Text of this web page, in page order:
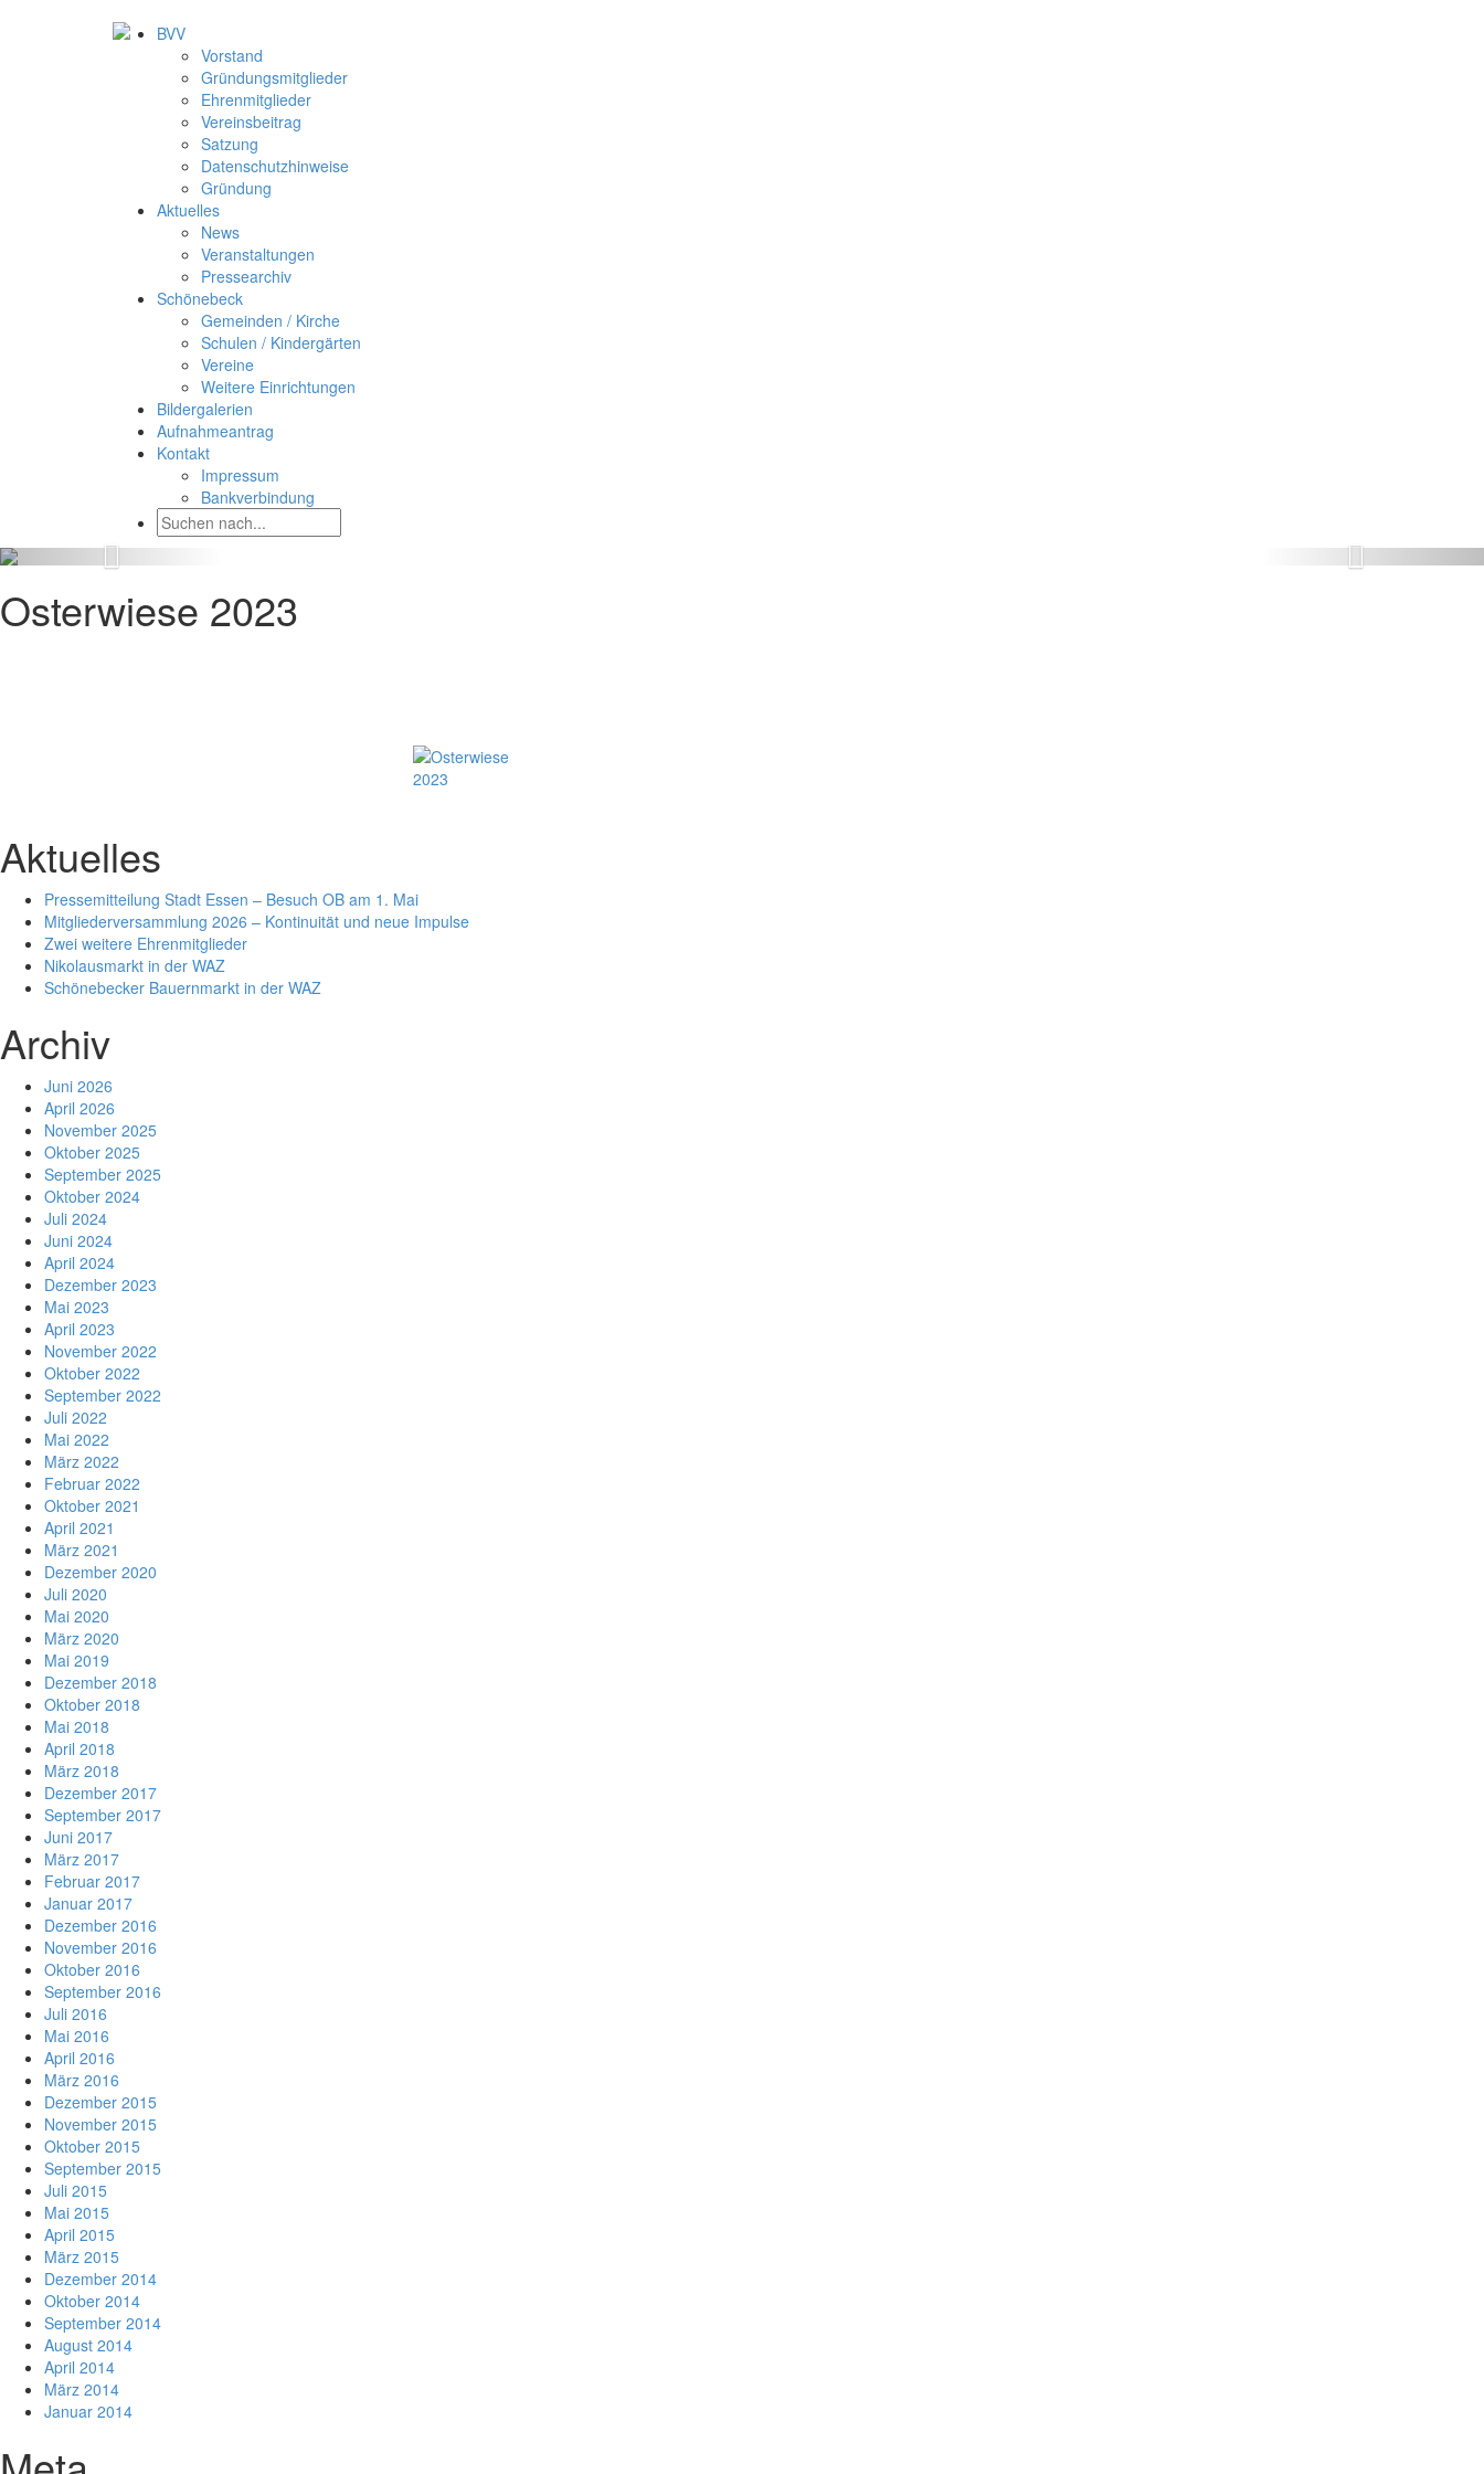
BVV
Vorstand
Gründungsmitglieder
Ehrenmitglieder
Vereinsbeitrag
Satzung
Datenschutzhinweise
Gründung
Aktuelles
News
Veranstaltungen
Pressearchiv
Schönebeck
Gemeinden / Kirche
Schulen / Kindergärten
Vereine
Weitere Einrichtungen
Bildergalerien
Aufnahmeantrag
Kontakt
Impressum
Bankverbindung
Osterwiese 2023
Aktuelles
Pressemitteilung Stadt Essen – Besuch OB am 1. Mai
Mitgliederversammlung 2026 – Kontinuität und neue Impulse
Zwei weitere Ehrenmitglieder
Nikolausmarkt in der WAZ
Schönebecker Bauernmarkt in der WAZ
Archiv
Juni 2026
April 2026
November 2025
Oktober 2025
September 2025
Oktober 2024
Juli 2024
Juni 2024
April 2024
Dezember 2023
Mai 2023
April 2023
November 2022
Oktober 2022
September 2022
Juli 2022
Mai 2022
März 2022
Februar 2022
Oktober 2021
April 2021
März 2021
Dezember 2020
Juli 2020
Mai 2020
März 2020
Mai 2019
Dezember 2018
Oktober 2018
Mai 2018
April 2018
März 2018
Dezember 2017
September 2017
Juni 2017
März 2017
Februar 2017
Januar 2017
Dezember 2016
November 2016
Oktober 2016
September 2016
Juli 2016
Mai 2016
April 2016
März 2016
Dezember 2015
November 2015
Oktober 2015
September 2015
Juli 2015
Mai 2015
April 2015
März 2015
Dezember 2014
Oktober 2014
September 2014
August 2014
April 2014
März 2014
Januar 2014